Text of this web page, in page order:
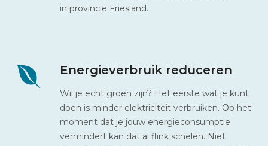
in provincie Friesland.
Energieverbruik reduceren
Wil je echt groen zijn? Het eerste wat je kunt
doen is minder elektriciteit verbruiken. Op het
moment dat je jouw energieconsumptie
vermindert kan dat al flink schelen. Niet